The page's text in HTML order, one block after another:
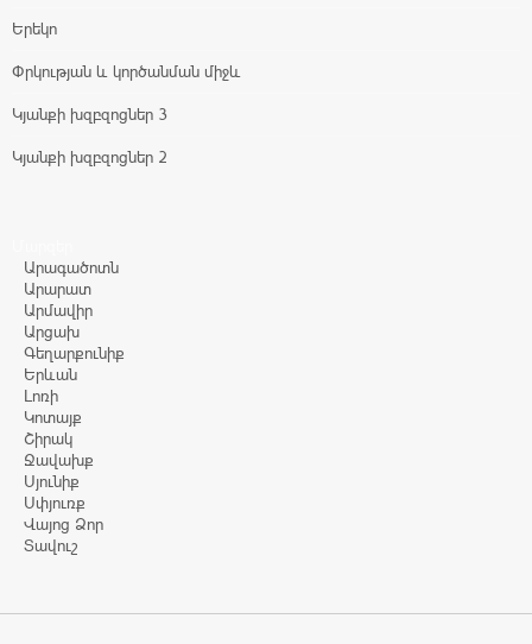
Երեկո
Փրկության և կործանման միջև
Կյանքի խզբզոցներ 3
Կյանքի խզբզոցներ 2
Արագածոտն
Արարատ
Արմավիր
Արցախ
Գեղարքունիք
Երևան
Լոռի
Կոտայք
Շիրակ
Ջավախք
Սյունիք
Սփյուռք
Վայոց Ձոր
Տավուշ